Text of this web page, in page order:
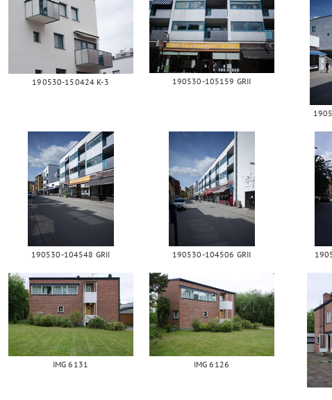
190530-150424 K-3 190530-105159 GRII
190530-104548 GRII 190530-104506 GRII
IMG 6131 IMG 6126